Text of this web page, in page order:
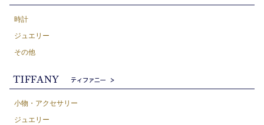
時計
ジュエリー
その他
小物・アクセサリー
ジュエリー